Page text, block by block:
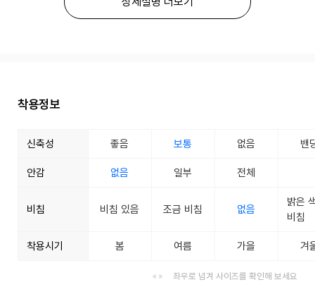
착용정보
신축성 좋음 보통 없음 밴
안감 없음 일부 전체
비침 비침 있음 조금 비침 없음
밝은
비침
착용시기 봄 여름 가을 겨
좌우로 넘겨 사이즈를 확인해 보세요